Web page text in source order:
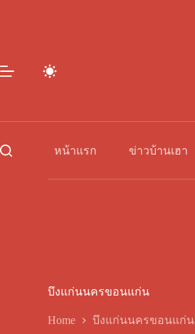
หน้าแรก ข่าวบ้านเฮา
บึงแก่นนครขอนแก่น
Home บึงแก่นนครขอนแก่น